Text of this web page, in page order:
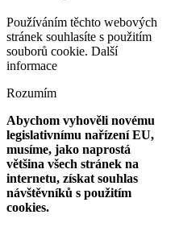
Používáním těchto webových
stránek souhlasíte s použitím
souborů cookie. Další
informace
Rozumím
Abychom vyhověli novému
legislativnímu nařízení EU,
musíme, jako naprostá
většina všech stránek na
internetu, získat souhlas
návštěvníků s použitím
cookies.